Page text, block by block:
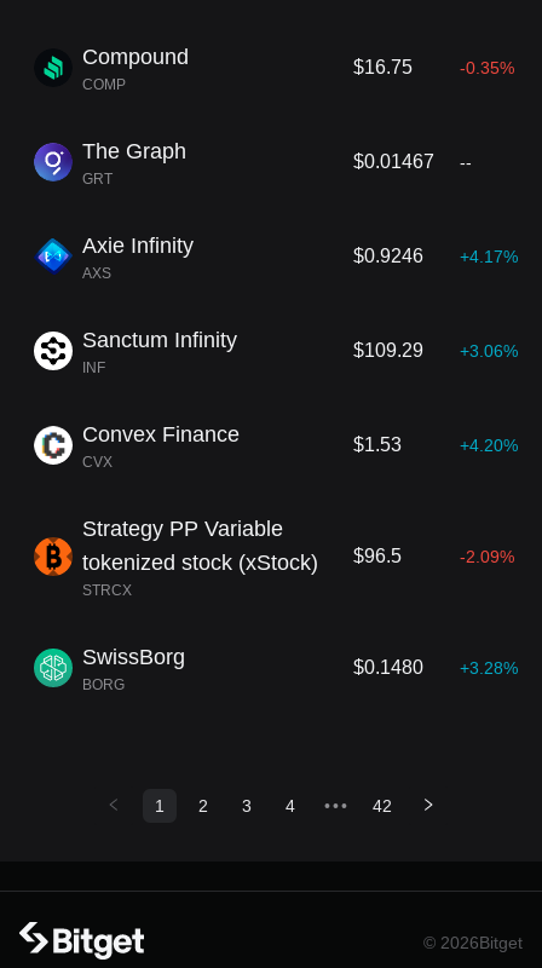
Compound
COMP
$16.75 -0.35%
The Graph
GRT
$0.01467 --
Axie Infinity
AXS
$0.9246 +4.17%
Sanctum Infinity
INF
$109.29 +3.06%
Convex Finance
CVX
$1.53 +4.20%
Strategy PP Variable
tokenized stock (xStock)
STRCX
$96.5 -2.09%
SwissBorg
BORG
$0.1480 +3.28%
1 2 3 4 ••• 42
© 2026Bitget